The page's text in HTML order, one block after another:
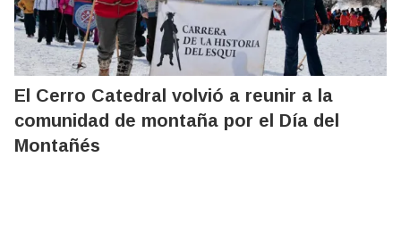
El Cerro Catedral volvió a reunir a la
comunidad de montaña por el Día del
Montañés